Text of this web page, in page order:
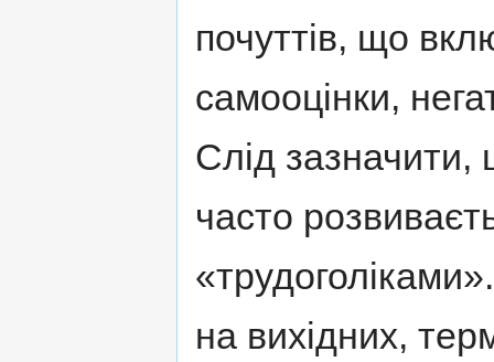
почуттів, що
самооцінки,
Слід
часто
на вихідних,